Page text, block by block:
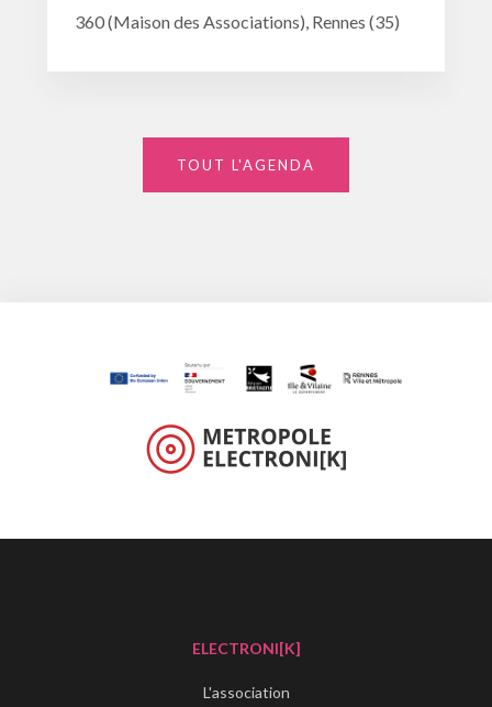
360 (Maison des Associations), Rennes (35)
TOUT L'AGENDA
ELECTRONI[K]
L'association